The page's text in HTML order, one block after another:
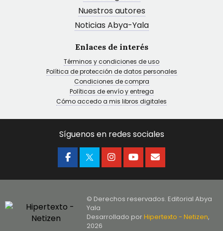
Nuestros autores
Noticias Abya-Yala
Enlaces de interés
Términos y condiciones de uso
Política de protección de datos personales
Condiciones de compra
Políticas de envío y entrega
Cómo accedo a mis libros digitales
Síguenos en redes sociales
© Derechos reservados. Editorial Abya
Yala
Desarrollado porHipertexto - Netizen,
2026